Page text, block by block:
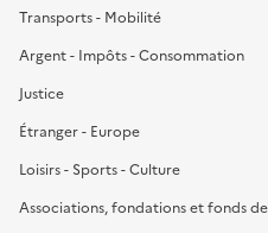
Transports - Mobilité
Argent - Impôts - Consommation
Justice
Étranger - Europe
Loisirs - Sports - Culture
Associations, fondations et fonds